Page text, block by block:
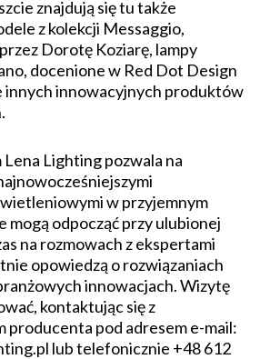
znajdują się tu także
z kolekcji Messaggio,
Dorotę Koziarę, lampy
docenione w Red Dot Design
innych innowacyjnych produktów
Lighting pozwala na
w przyjemnym
mogą odpocząć przy ulubionej
na rozmowach z ekspertami
opowiedzą o rozwiązaniach
innowacjach. Wizytę
kontaktując się z
producenta pod adresem e-mail:
lub telefonicznie +48 612